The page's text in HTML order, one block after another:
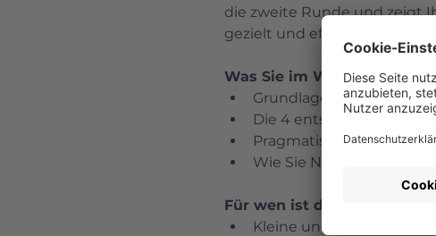
die zweite Runde und zeigt
gezielt und effizient in Ihr
Was Sie im Webinar lernen:
Grundlagen des
Die 4 entscheidenden
Pragmatische Tipps für
Wie Sie Nachhaltigkeit
Für wen ist das Webinar
Kleine und